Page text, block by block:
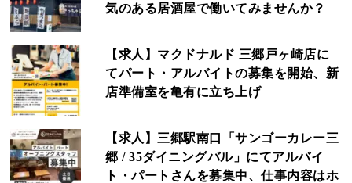
気のある居酒屋で働いてみませんか？
【求人】マクドナルド 三郷戸ヶ崎店に
てパート・アルバイトの募集を開始、新
店準備室を亀有に立ち上げ
【求人】三郷駅南口「サンゴーカレー三
郷 / 35ダイニングバル」にてアルバイ
ト・パートさんを募集中、仕事内容はホ